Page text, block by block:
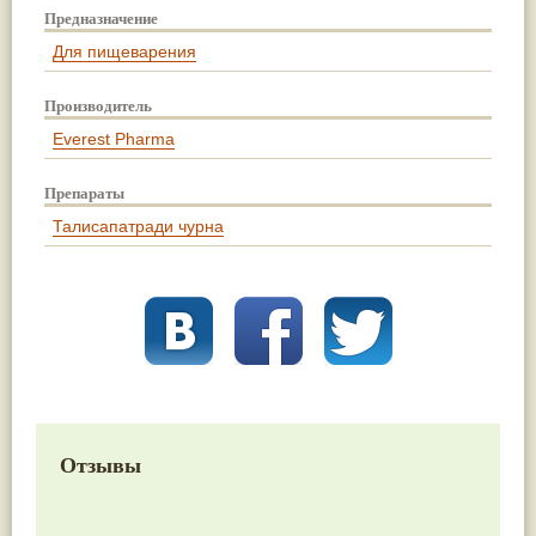
Предназначение
Для пищеварения
Производитель
Everest Pharma
Препараты
Талисапатради чурна
Отзывы